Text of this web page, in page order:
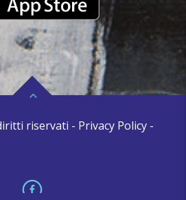
riservati - Privacy Policy -